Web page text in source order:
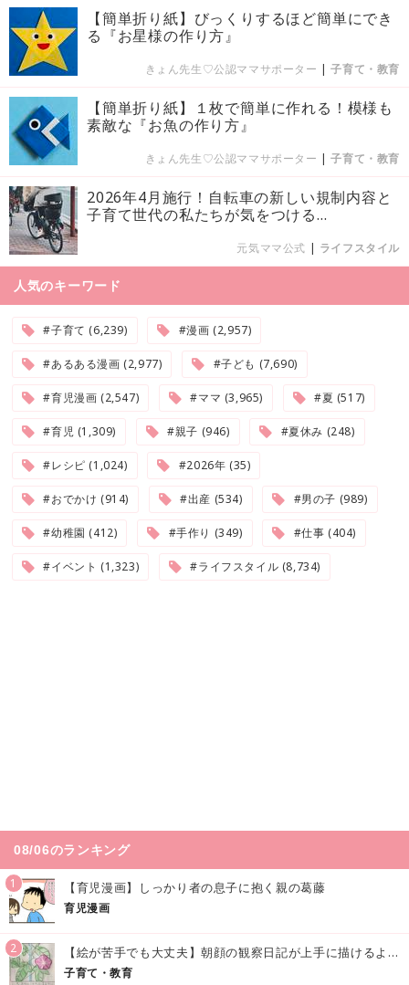
【簡単折り紙】びっくりするほど簡単にでき
る『お星様の作り方』
きょん先生♡公認ママサポーター |子育て・教育
【簡単折り紙】１枚で簡単に作れる！模様も
素敵な『お魚の作り方』
きょん先生♡公認ママサポーター |子育て・教育
2026年4月施行！自転車の新しい規制内容と
子育て世代の私たちが気をつける...
元気ママ公式 | ライフスタイル
人気のキーワード
#子育て (6,239) #漫画 (2,957)
#あるある漫画 (2,977) #子ども (7,690)
#育児漫画 (2,547) #ママ (3,965) #夏 (517)
#育児 (1,309) #親子 (946) #夏休み (248)
#レシピ (1,024) #2026年 (35)
#おでかけ (914) #出産 (534) #男の子 (989)
#幼稚園 (412) #手作り (349) #仕事 (404)
#イベント (1,323) #ライフスタイル (8,734)
08/06のランキング
1 【育児漫画】しっかり者の息子に抱く親の葛藤
育児漫画
2 【絵が苦手でも大丈夫】朝顔の観察日記が上手に描けるようになる方法｜イラスト付き
子育て・教育